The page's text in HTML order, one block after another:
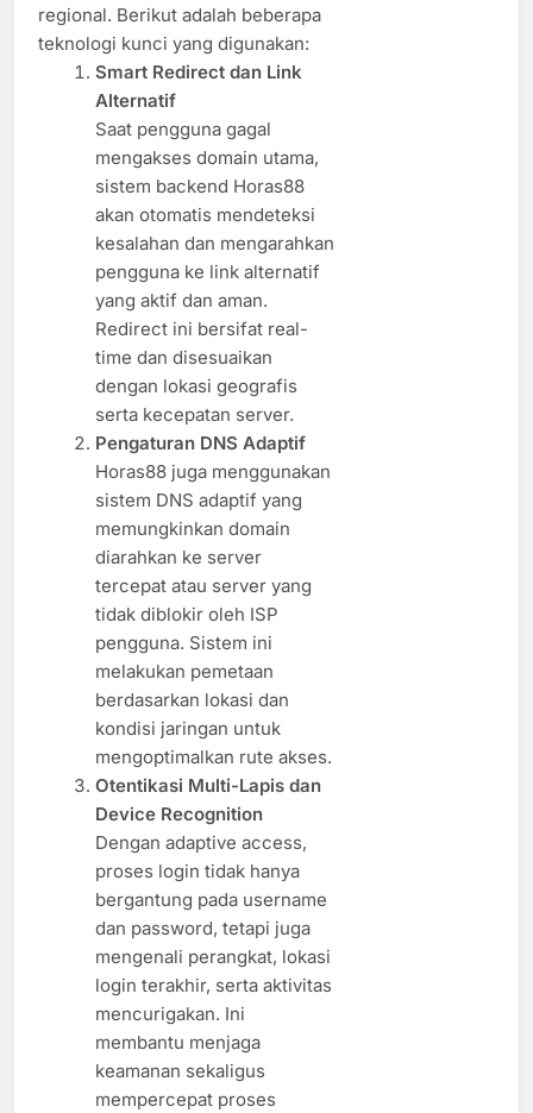
regional. Berikut adalah beberapa
teknologi kunci yang digunakan:
Smart Redirect dan Link
Alternatif
Saat pengguna gagal
mengakses domain utama,
sistem backend Horas88
akan otomatis mendeteksi
kesalahan dan mengarahkan
pengguna ke link alternatif
yang aktif dan aman.
Redirect ini bersifat real-
time dan disesuaikan
dengan lokasi geografis
serta kecepatan server.
Pengaturan DNS Adaptif
Horas88 juga menggunakan
sistem DNS adaptif yang
memungkinkan domain
diarahkan ke server
tercepat atau server yang
tidak diblokir oleh ISP
pengguna. Sistem ini
melakukan pemetaan
berdasarkan lokasi dan
kondisi jaringan untuk
mengoptimalkan rute akses.
Otentikasi Multi-Lapis dan
Device Recognition
Dengan adaptive access,
proses login tidak hanya
bergantung pada username
dan password, tetapi juga
mengenali perangkat, lokasi
login terakhir, serta aktivitas
mencurigakan. Ini
membantu menjaga
keamanan sekaligus
mempercepat proses